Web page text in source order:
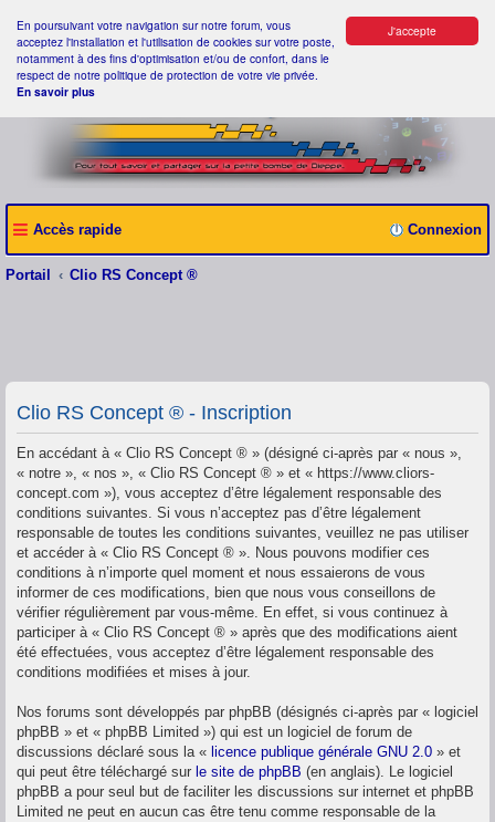
J'accepte
En poursuivant votre navigation sur notre forum, vous
acceptez l'installation et l'utilisation de cookies sur votre poste,
notamment à des fins d'optimisation et/ou de confort, dans le
respect de notre politique de protection de votre vie privée.
En savoir plus
Accès rapide Connexion
Portail Clio RS Concept ®
Clio RS Concept ® - Inscription
En accédant à « Clio RS Concept ® » (désigné ci-après par « nous »,
« notre », « nos », « Clio RS Concept ® » et « https://www.cliors-
concept.com »), vous acceptez d’être légalement responsable des
conditions suivantes. Si vous n’acceptez pas d’être légalement
responsable de toutes les conditions suivantes, veuillez ne pas utiliser
et accéder à « Clio RS Concept ® ». Nous pouvons modifier ces
conditions à n’importe quel moment et nous essaierons de vous
informer de ces modifications, bien que nous vous conseillons de
vérifier régulièrement par vous-même. En effet, si vous continuez à
participer à « Clio RS Concept ® » après que des modifications aient
été effectuées, vous acceptez d’être légalement responsable des
conditions modifiées et mises à jour.
Nos forums sont développés par phpBB (désignés ci-après par « logiciel
phpBB » et « phpBB Limited ») qui est un logiciel de forum de
discussions déclaré sous la « licence publique générale GNU 2.0 » et
qui peut être téléchargé sur le site de phpBB (en anglais). Le logiciel
phpBB a pour seul but de faciliter les discussions sur internet et phpBB
Limited ne peut en aucun cas être tenu comme responsable de la